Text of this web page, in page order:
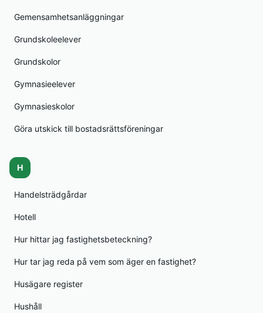
Gemensamhetsanläggningar
Grundskoleelever
Grundskolor
Gymnasieelever
Gymnasieskolor
Göra utskick till bostadsrättsföreningar
H
Handelsträdgårdar
Hotell
Hur hittar jag fastighetsbeteckning?
Hur tar jag reda på vem som äger en fastighet?
Husägare register
Hushåll